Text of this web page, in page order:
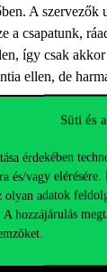
Süti és
érdekében
és/vagy
olyan adatok
hozzájárulás
A
a csapatunk,
így csak
ellen, de
játszák.
nyerte,
Dennis,